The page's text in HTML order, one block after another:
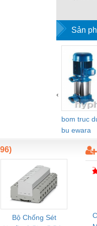
Sản
bom truc
bu ewara
‹
Bộ Chống Sét
Rơ